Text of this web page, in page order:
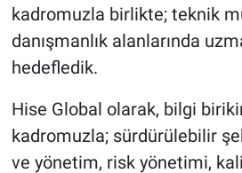
kadromuzla birlikte; teknik
danışmanlık alanlarında
hedefledik.
Hise Global olarak, bilgi
kadromuzla; sürdürülebilir
ve yönetim, risk yönetimi,